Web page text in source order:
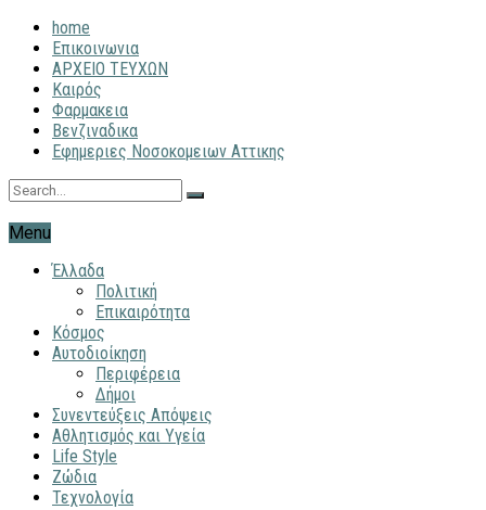
home
Επικοινωνια
ΑΡΧΕΙΟ ΤΕΥΧΩΝ
Καιρός
Φαρμακεια
Βενζιναδικα
Εφημεριες Νοσοκομειων Αττικης
Menu
Έλλαδα
Πολιτική
Επικαιρότητα
Κόσμος
Αυτοδιοίκηση
Περιφέρεια
Δήμοι
Συνεντεύξεις Απόψεις
Αθλητισμός και Υγεία
Life Style
Ζώδια
Τεχνολογία